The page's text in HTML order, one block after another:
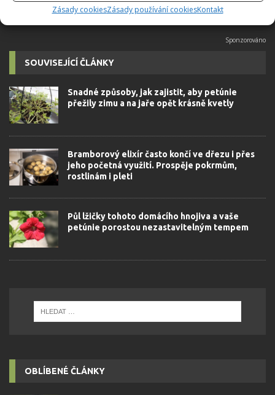
Zásady cookiesZásady používání cookiesKontakt
SOUVISEJÍCÍ ČLÁNKY
Snadné způsoby, jak zajistit, aby petúnie
přežily zimu a na jaře opět krásně kvetly
Bramborový elixír často končí ve dřezu i přes
jeho početná využití. Prospěje pokrmům,
rostlinám i pleti
Půl lžičky tohoto domácího hnojiva a vaše
petúnie porostou nezastavitelným tempem
OBLÍBENÉ ČLÁNKY